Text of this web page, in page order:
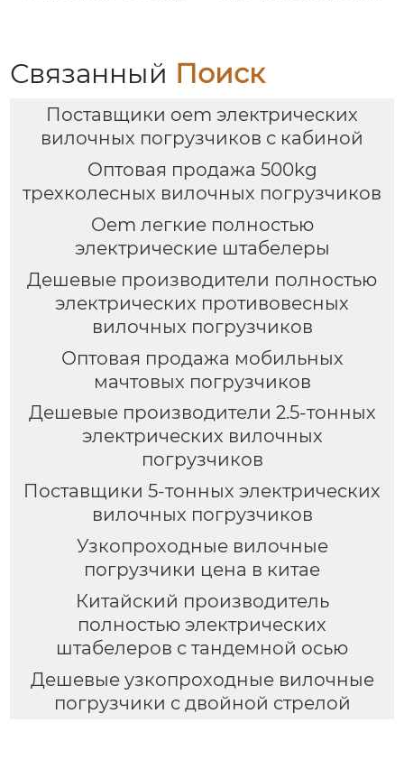
Связанный Поиск
Поставщики oem электрических
вилочных погрузчиков с кабиной
Оптовая продажа 500kg
трехколесных вилочных погрузчиков
Oem легкие полностью
электрические штабелеры
Дешевые производители полностью
электрических противовесных
вилочных погрузчиков
Оптовая продажа мобильных
мачтовых погрузчиков
Дешевые производители 2.5-тонных
электрических вилочных
погрузчиков
Поставщики 5-тонных электрических
вилочных погрузчиков
Узкопроходные вилочные
погрузчики цена в китае
Китайский производитель
полностью электрических
штабелеров с тандемной осью
Дешевые узкопроходные вилочные
погрузчики с двойной стрелой